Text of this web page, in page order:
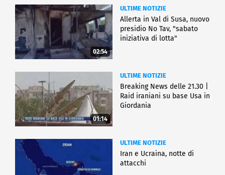
02:54
ULTIME NOTIZIE
Allerta in Val di Susa, nuovo
presidio No Tav, "sabato
iniziativa di lotta"
01:14
ULTIME NOTIZIE
Breaking News delle 21.30 |
Raid iraniani su base Usa in
Giordania
ULTIME NOTIZIE
Iran e Ucraina, notte di
attacchi